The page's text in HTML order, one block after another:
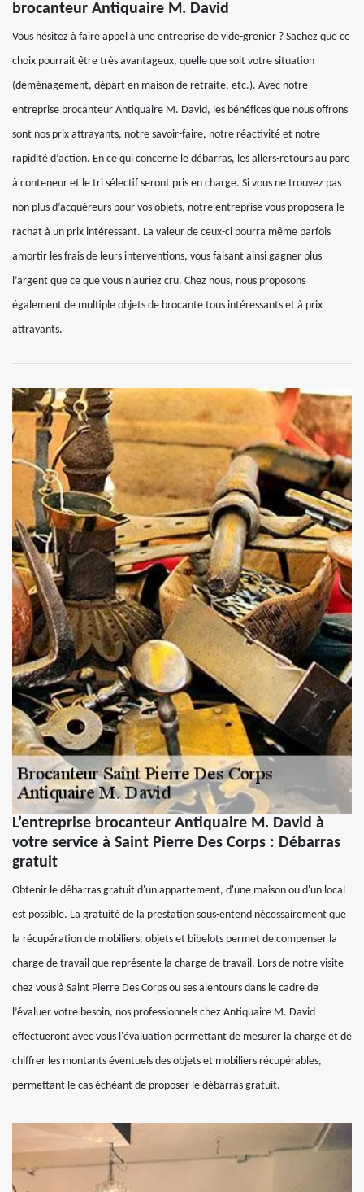
brocanteur Antiquaire M. David
Vous hésitez à faire appel à une entreprise de vide-grenier ? Sachez que ce
choix pourrait être très avantageux, quelle que soit votre situation
(déménagement, départ en maison de retraite, etc.). Avec notre
entreprise brocanteur Antiquaire M. David, les bénéfices que nous offrons
sont nos prix attrayants, notre savoir-faire, notre réactivité et notre
rapidité d’action. En ce qui concerne le débarras, les allers-retours au parc
à conteneur et le tri sélectif seront pris en charge. Si vous ne trouvez pas
non plus d’acquéreurs pour vos objets, notre entreprise vous proposera le
rachat à un prix intéressant. La valeur de ceux-ci pourra même parfois
amortir les frais de leurs interventions, vous faisant ainsi gagner plus
l’argent que ce que vous n’auriez cru. Chez nous, nous proposons
également de multiple objets de brocante tous intéressants et à prix
attrayants.
L’entreprise brocanteur Antiquaire M. David à
votre service à Saint Pierre Des Corps : Débarras
gratuit
Obtenir le débarras gratuit d'un appartement, d'une maison ou d'un local
est possible. La gratuité de la prestation sous-entend nécessairement que
la récupération de mobiliers, objets et bibelots permet de compenser la
charge de travail que représente la charge de travail. Lors de notre visite
chez vous à Saint Pierre Des Corps ou ses alentours dans le cadre de
l’évaluer votre besoin, nos professionnels chez Antiquaire M. David
effectueront avec vous l'évaluation permettant de mesurer la charge et de
chiffrer les montants éventuels des objets et mobiliers récupérables,
permettant le cas échéant de proposer le débarras gratuit.